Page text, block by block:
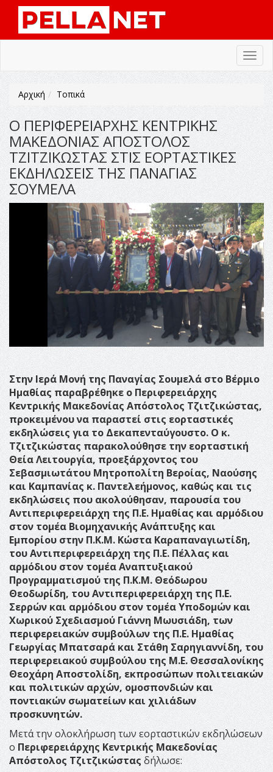
Αρχική Τοπικά
Ο ΠΕΡΙΦΕΡΕΙΑΡΧΗΣ ΚΕΝΤΡΙΚΗΣ
ΜΑΚΕΔΟΝΙΑΣ ΑΠΟΣΤΟΛΟΣ
ΤΖΙΤΖΙΚΩΣΤΑΣ ΣΤΙΣ ΕΟΡΤΑΣΤΙΚΕΣ
ΕΚΔΗΛΩΣΕΙΣ ΤΗΣ ΠΑΝΑΓΙΑΣ
ΣΟΥΜΕΛΑ
Στην Ιερά Μονή της Παναγίας Σουμελά στο Βέρμιο
Ημαθίας παραβρέθηκε ο Περιφερειάρχης
Κεντρικής Μακεδονίας Απόστολος Τζιτζικώστας,
προκειμένου να παραστεί στις εορταστικές
εκδηλώσεις για το Δεκαπενταύγουστο. Ο κ.
Τζιτζικώστας παρακολούθησε την εορταστική
Θεία Λειτουργία, προεξάρχοντος του
Σεβασμιωτάτου Μητροπολίτη Βεροίας, Ναούσης
και Καμπανίας κ. Παντελεήμονος, καθώς και τις
εκδηλώσεις που ακολούθησαν, παρουσία του
Αντιπεριφερειάρχη της Π.Ε. Ημαθίας και αρμόδιου
στον τομέα Βιομηχανικής Ανάπτυξης και
Εμπορίου στην Π.Κ.Μ. Κώστα Καραπαναγιωτίδη,
του Αντιπεριφερειάρχη της Π.Ε. Πέλλας και
αρμόδιου στον τομέα Αναπτυξιακού
Προγραμματισμού της Π.Κ.Μ. Θεόδωρου
Θεοδωρίδη, του Αντιπεριφερειάρχη της Π.Ε.
Σερρών και αρμόδιου στον τομέα Υποδομών και
Χωρικού Σχεδιασμού Γιάννη Μωυσιάδη, των
περιφερειακών συμβούλων της Π.Ε. Ημαθίας
Γεωργίας Μπατσαρά και Στάθη Σαρηγιαννίδη, του
περιφερειακού συμβούλου της Μ.Ε. Θεσσαλονίκης
Θεοχάρη Αποστολίδη, εκπροσώπων πολιτειακών
και πολιτικών αρχών, ομοσπονδιών και
ποντιακών σωματείων και χιλιάδων
προσκυνητών.
Μετά την ολοκλήρωση των εορταστικών εκδηλώσεων
ο Περιφερειάρχης Κεντρικής Μακεδονίας
Απόστολος Τζιτζικώσταςδήλωσε: